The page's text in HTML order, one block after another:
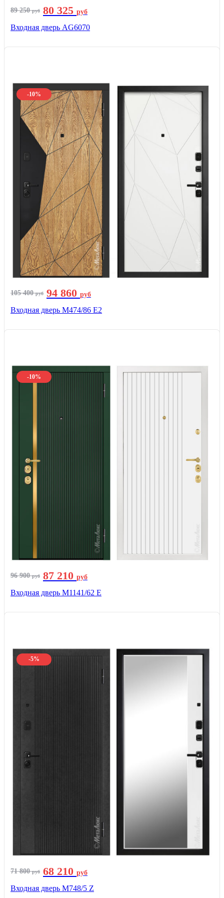
89 250руб 80 325 руб
Входная дверь AG6070
-10%
105 400руб 94 860 руб
Входная дверь М474/86 Е2
-10%
96 900руб 87 210 руб
Входная дверь М1141/62 Е
-5%
71 800руб 68 210 руб
Входная дверь М748/5 Z